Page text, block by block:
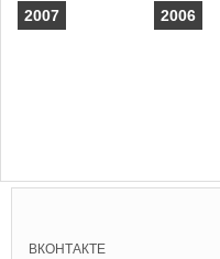
2007
2006
ВКОНТАКТЕ